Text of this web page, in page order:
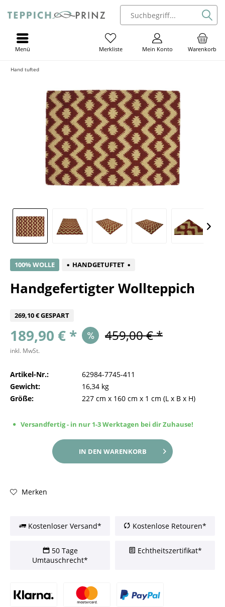
Warenkorb
Mein Konto
Merkliste
Menü
Hand tufted
100% WOLLE HANDGETUFTET
Handgefertigter Wollteppich
269,10 € GESPART
189,90 € * 459,00 € *
inkl. MwSt.
Artikel-Nr.:
62984-7745-411
Gewicht:
16,34 kg
Größe:
227 cm x 160 cm x 1 cm (L x B x H)
Versandfertig - in nur 1-3 Werktagen bei dir Zuhause!
IN DEN WARENKORB
Merken
Kostenloser Versand* Kostenlose Retouren*
50 Tage
Umtauschrecht*
Echtheitszertifikat*